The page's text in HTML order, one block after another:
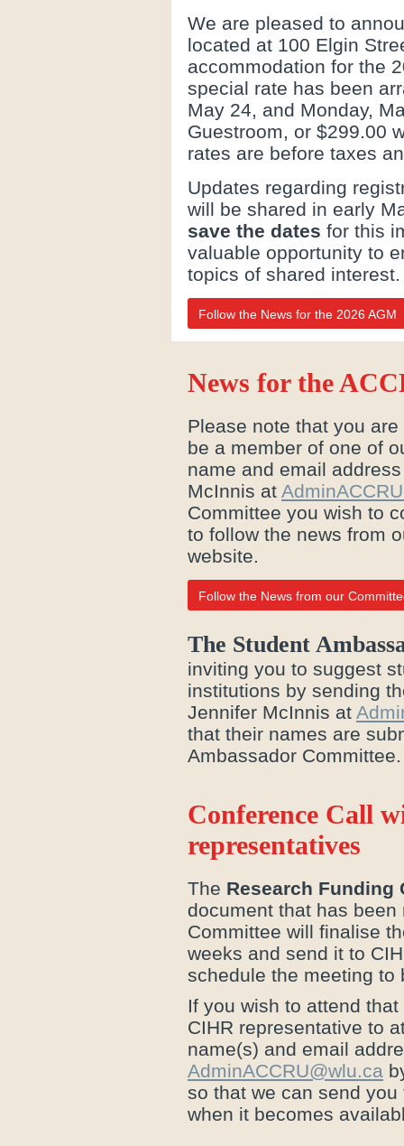
We are pleased to
located at 100 Elgin
accommodation for the
special rate has been
May 24, and Monday,
Guestroom, or $299.00
rates are before taxes
Updates regarding
will be shared in early
save the dates for this
valuable opportunity to
topics of shared interest.
Follow the News for the 2026 AGM
News for the
Please note that you
be a member of one of
name and email
McInnis at
Committee you wish to
to follow the news from
website.
Follow the News from our
The Student
inviting you to suggest
institutions by sending
Jennifer McInnis at
that their names are
Ambassador Committee.
Conference Call
representatives
The Research Funding
document that has
Committee will finalise
weeks and send it to
schedule the meeting to
If you wish to attend
CIHR representative to
name(s) and email
AdminACCRU@wlu.ca
so that we can send
when it becomes